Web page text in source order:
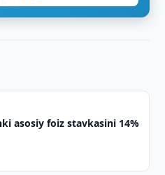
asosiy foiz stavkasini 14%